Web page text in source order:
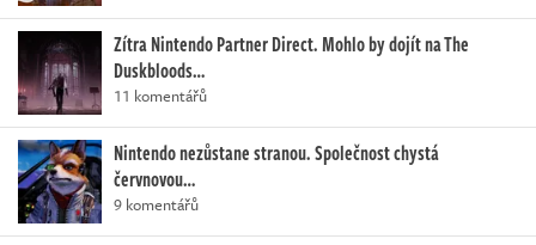
Zítra Nintendo Partner Direct. Mohlo by dojít na The
Duskbloods…
11 komentářů
Nintendo nezůstane stranou. Společnost chystá
červnovou…
9 komentářů